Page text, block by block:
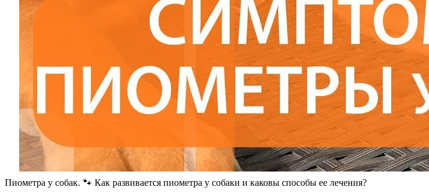
Пиометра у собак. 🐾 Как развивается пиометра у собаки и каковы способы ее лечения?